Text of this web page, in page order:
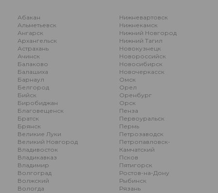
Абакан
Альметьевск
Ангарск
Архангельск
Астрахань
Ачинск
Балаково
Балашиха
Барнаул
Белгород
Бийск
Биробиджан
Благовещенск
Братск
Брянск
Великие Луки
Великий Новгород
Владивосток
Владикавказ
Владимир
Волгоград
Волжский
Вологда
Нижневартовск
Нижнекамск
Нижний Новгород
Нижний Тагил
Новокузнецк
Новороссийск
Новосибирск
Новочеркасск
Омск
Орел
Оренбург
Орск
Пенза
Первоуральск
Пермь
Петрозаводск
Петропавловск-
Камчатский
Псков
Пятигорск
Ростов-на-Дону
Рыбинск
Рязань